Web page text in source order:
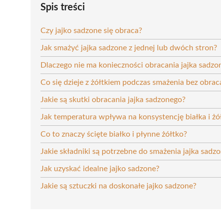
Spis treści
Czy jajko sadzone się obraca?
Jak smażyć jajka sadzone z jednej lub dwóch stron?
Dlaczego nie ma konieczności obracania jajka
Co się dzieje z żółtkiem podczas smażenia bez
Jakie są skutki obracania jajka sadzonego?
Jak temperatura wpływa na konsystencję białka i
Co to znaczy ścięte białko i płynne żółtko?
Jakie składniki są potrzebne do smażenia jajka
Jak uzyskać idealne jajko sadzone?
Jakie są sztuczki na doskonałe jajko sadzone?